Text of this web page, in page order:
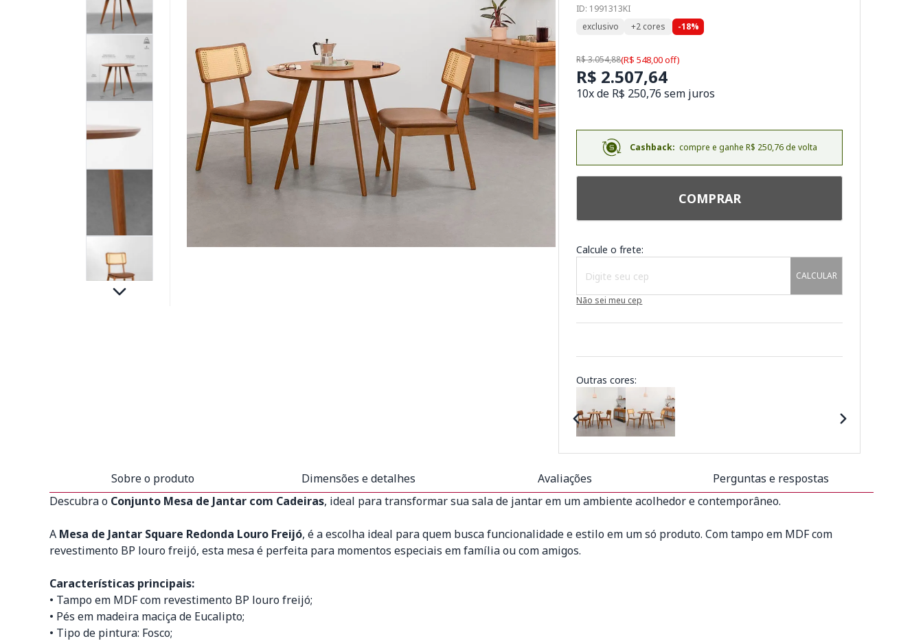
ID: 1991313KI
exclusivo
+2 cores -18%
R$ 3.054,88(R$ 548,00 off)
R$ 2.507,64
10x de R$ 250,76 sem juros
Cashback: compre e ganhe R$ 250,76 de volta
COMPRAR
Calcule o frete:
CALCULAR
Não sei meu cep
Outras cores:
Sobre o produto Dimensões e detalhes Avaliações
Perguntas e respostas
Descubra o Conjunto Mesa de Jantar com Cadeiras, ideal para transformar sua sala de jantar em um ambiente acolhedor e contemporâneo.
A Mesa de Jantar Square Redonda Louro Freijó, é a escolha ideal para quem busca funcionalidade e estilo em um só produto. Com tampo em MDF com
revestimento BP louro freijó, esta mesa é perfeita para momentos especiais em família ou com amigos.
Características principais:
• Tampo em MDF com revestimento BP louro freijó;
• Pés em madeira maciça de Eucalipto;
• Tipo de pintura: Fosco;